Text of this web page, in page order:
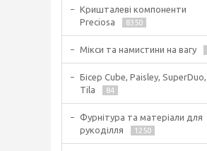
Кришталеві компоненти
Preciosa
8350
Мікси та намистини на вагу
Бісер Cube, Paisley, SuperDuo,
Tila
84
Фурнітура та матеріали для
рукоділля
1250